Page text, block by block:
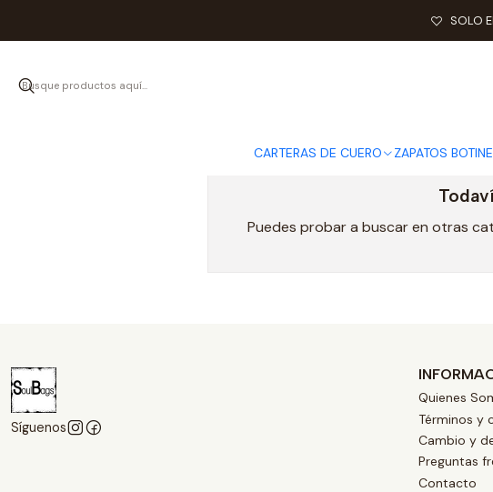
CARTERAS DE CUERO ZAPATOS
SOLO
Puedes probar a buscar en otras
Síguenos
Quienes
Términos y
Cambio y
Preguntas
Contacto